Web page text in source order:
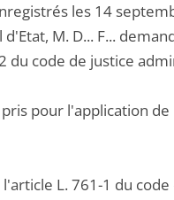
les 14
M. D... F...
du code de justice
pour l'application
L. 761-1 du code